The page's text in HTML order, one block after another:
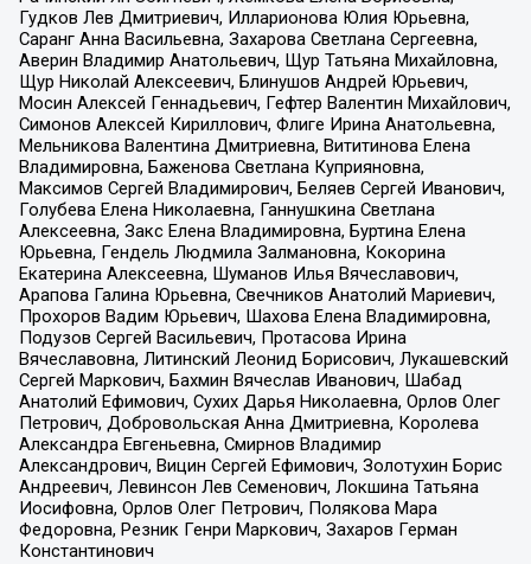
Гудков Лев Дмитриевич, Илларионова Юлия Юрьевна,
Саранг Анна Васильевна, Захарова Светлана Сергеевна,
Аверин Владимир Анатольевич, Щур Татьяна Михайловна,
Щур Николай Алексеевич, Блинушов Андрей Юрьевич,
Мосин Алексей Геннадьевич, Гефтер Валентин Михайлович,
Симонов Алексей Кириллович, Флиге Ирина Анатольевна,
Мельникова Валентина Дмитриевна, Вититинова Елена
Владимировна, Баженова Светлана Куприяновна,
Максимов Сергей Владимирович, Беляев Сергей Иванович,
Голубева Елена Николаевна, Ганнушкина Светлана
Алексеевна, Закс Елена Владимировна, Буртина Елена
Юрьевна, Гендель Людмила Залмановна, Кокорина
Екатерина Алексеевна, Шуманов Илья Вячеславович,
Арапова Галина Юрьевна, Свечников Анатолий Мариевич,
Прохоров Вадим Юрьевич, Шахова Елена Владимировна,
Подузов Сергей Васильевич, Протасова Ирина
Вячеславовна, Литинский Леонид Борисович, Лукашевский
Сергей Маркович, Бахмин Вячеслав Иванович, Шабад
Анатолий Ефимович, Сухих Дарья Николаевна, Орлов Олег
Петрович, Добровольская Анна Дмитриевна, Королева
Александра Евгеньевна, Смирнов Владимир
Александрович, Вицин Сергей Ефимович, Золотухин Борис
Андреевич, Левинсон Лев Семенович, Локшина Татьяна
Иосифовна, Орлов Олег Петрович, Полякова Мара
Федоровна, Резник Генри Маркович, Захаров Герман
Константинович